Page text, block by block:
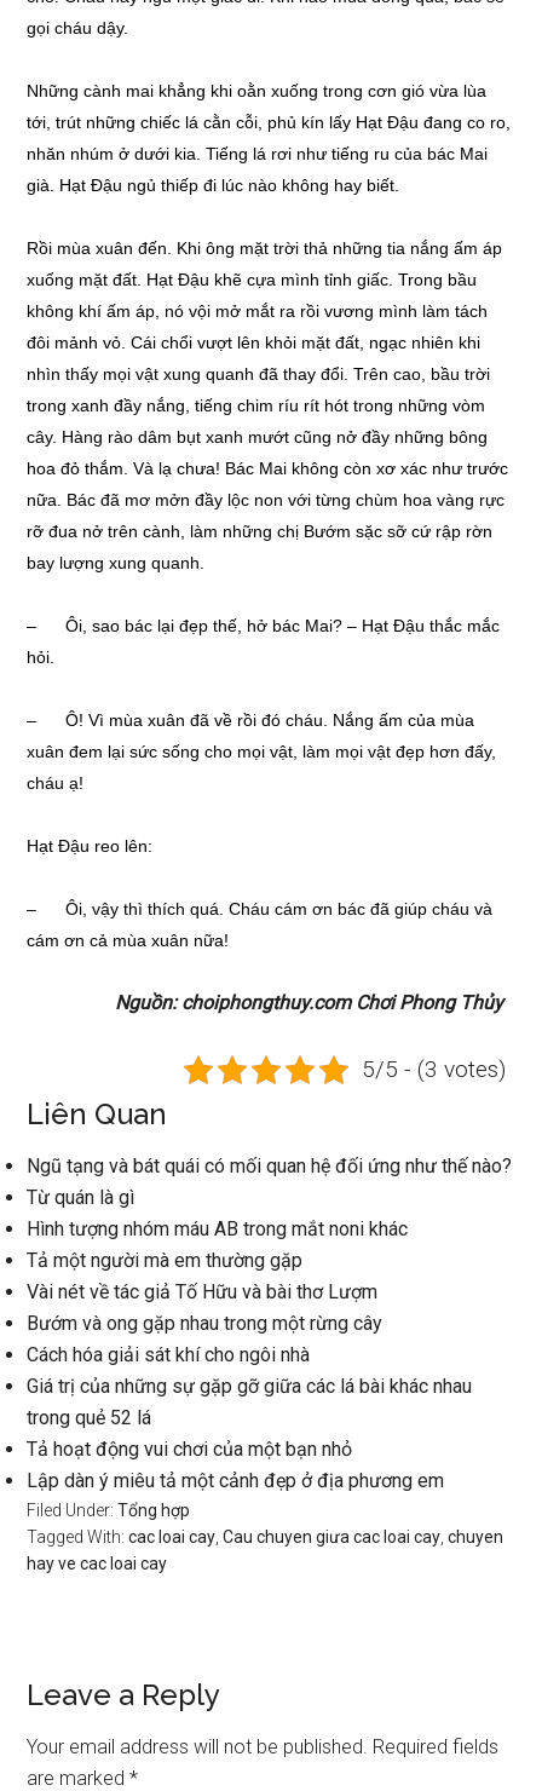
gọi cháu dậy.
Những cành mai khẳng khi oằn xuống trong cơn gió vừa lùa
tới, trút những chiếc lá cằn cỗi, phủ kín lấy Hạt Đậu đang co ro,
nhăn nhúm ở dưới kia. Tiếng lá rơi như tiếng ru của bác Mai
già. Hạt Đậu ngủ thiếp đi lúc nào không hay biết.
Rồi mùa xuân đến. Khi ông mặt trời thả những tia nắng ấm áp
xuống mặt đất. Hạt Đậu khẽ cựa mình tỉnh giấc. Trong bầu
không khí ấm áp, nó vội mở mắt ra rồi vương mình làm tách
đôi mảnh vỏ. Cái chổi vượt lên khỏi mặt đất, ngạc nhiên khi
nhìn thấy mọi vật xung quanh đã thay đổi. Trên cao, bầu trời
trong xanh đầy nắng, tiếng chim ríu rít hót trong những vòm
cây. Hàng rào dâm bụt xanh mướt cũng nở đầy những bông
hoa đỏ thắm. Và lạ chưa! Bác Mai không còn xơ xác như trước
nữa. Bác đã mơ mởn đầy lộc non với từng chùm hoa vàng rực
rỡ đua nở trên cành, làm những chị Bướm sặc sỡ cứ rập rờn
bay lượng xung quanh.
– Ôi, sao bác lại đẹp thế, hở bác Mai? – Hạt Đậu thắc mắc
hỏi.
– Ô! Vì mùa xuân đã về rồi đó cháu. Nắng ấm của mùa
xuân đem lại sức sống cho mọi vật, làm mọi vật đẹp hơn đấy,
cháu ạ!
Hạt Đậu reo lên:
– Ôi, vậy thì thích quá. Cháu cám ơn bác đã giúp cháu và
cám ơn cả mùa xuân nữa!
Nguồn: choiphongthuy.com Chơi Phong Thủy
5/5 - (3 votes)
Liên Quan
Ngũ tạng và bát quái có mối quan hệ đối ứng như thế nào?
Từ quán là gì
Hình tượng nhóm máu AB trong mắt noni khác
Tả một người mà em thường gặp
Vài nét về tác giả Tố Hữu và bài thơ Lượm
Bướm và ong gặp nhau trong một rừng cây
Cách hóa giải sát khí cho ngôi nhà
Giá trị của những sự gặp gỡ giữa các lá bài khác nhau
trong quẻ 52 lá
Tả hoạt động vui chơi của một bạn nhỏ
Lập dàn ý miêu tả một cảnh đẹp ở địa phương em
Filed Under:Tổng hợp
Tagged With:cac loai cay ,Cau chuyen giưa cac loai cay ,chuyen
hay ve cac loai cay
Reader
Interactions
Leave a Reply
Your email address will not be published. Required fields
are marked*